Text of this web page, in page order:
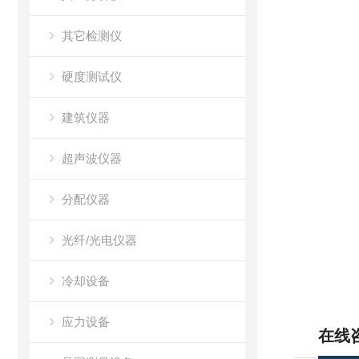
其它检测仪
硬度测试仪
建筑仪器
超声波仪器
分配仪器
光纤/光电仪器
冷却设备
应力设备
在线